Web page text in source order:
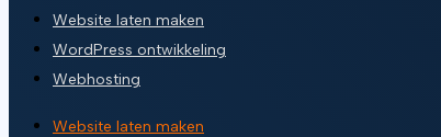
Website laten maken
WordPress ontwikkeling
Webhosting
Website laten maken